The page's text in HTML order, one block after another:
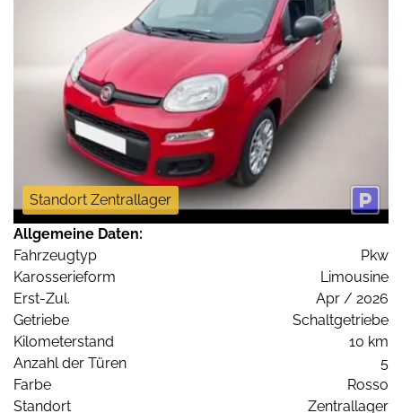
Standort Zentrallager
Allgemeine Daten:
Fahrzeugtyp
Pkw
Karosserieform
Limousine
Erst-Zul.
Apr / 2026
Getriebe
Schaltgetriebe
Kilometerstand
10 km
Anzahl der Türen
5
Farbe
Rosso
Standort
Zentrallager